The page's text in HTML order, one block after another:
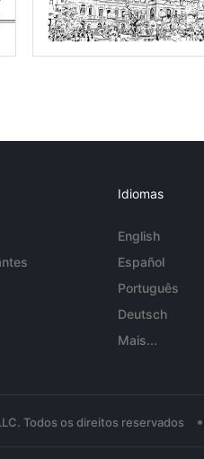
Idiomas
English
Español
Português
Deutsch
Mais...
Todos os direitos reservados •